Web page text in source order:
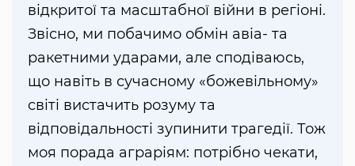
відкритої та масштабної війни в регіоні.
Звісно, ми побачимо обмін авіа- та
ракетними ударами, але сподіваюсь,
що навіть в сучасному «божевільному»
світі вистачить розуму та
відповідальності зупинити трагедії. Тож
моя порада аграріям: потрібно чекати,